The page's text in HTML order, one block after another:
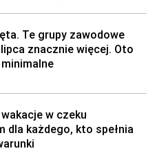
Te grupy zawodowe
znacznie więcej. Oto
w czeku
dla każdego, kto spełnia